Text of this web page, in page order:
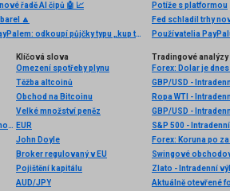
řadě AI čipů 🤖 📈
🔼
KKR rozšiřuje spolupráci s PayPalem: odkoupí půjčky typu „kup teď, zaplať později“ až za 65 miliard eur
Potíže s platformou
Fed schladil trhy
Používatelia
Smlouva o termínových obchodech
Klíčová slova
Omezení spotřeby plynu
Těžba altcoinů
Obchod na Bitcoinu
Velké množství peněz
EUR
John Doyle
Broker regulovaný v EU
Pojištění kapitálu
AUD/JPY
Tradingové analýzy
Forex: Dolar je
GBP/USD -
Ropa WTI -
GBP/USD -
S&P 500 -
Swingové
Zlato - Intradenní
Aktuálně otevřené